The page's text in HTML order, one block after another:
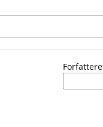
Forfattere